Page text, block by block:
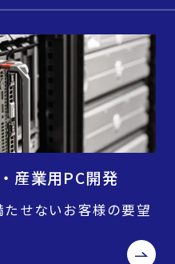
産業用PC開発
せないお客様の要望